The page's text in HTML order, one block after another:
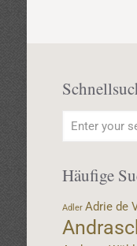
Häufige
Adler Adrie de